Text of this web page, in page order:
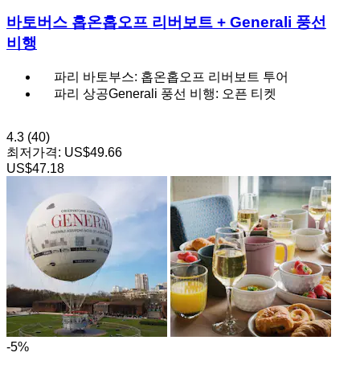
바토버스 홉온홉오프 리버보트 + Generali 풍선
비행
파리 바토부스: 홉온홉오프 리버보트 투어
파리 상공Generali 풍선 비행: 오픈 티켓
4.3 (40)
최저가격: US$49.66
US$47.18
-5%